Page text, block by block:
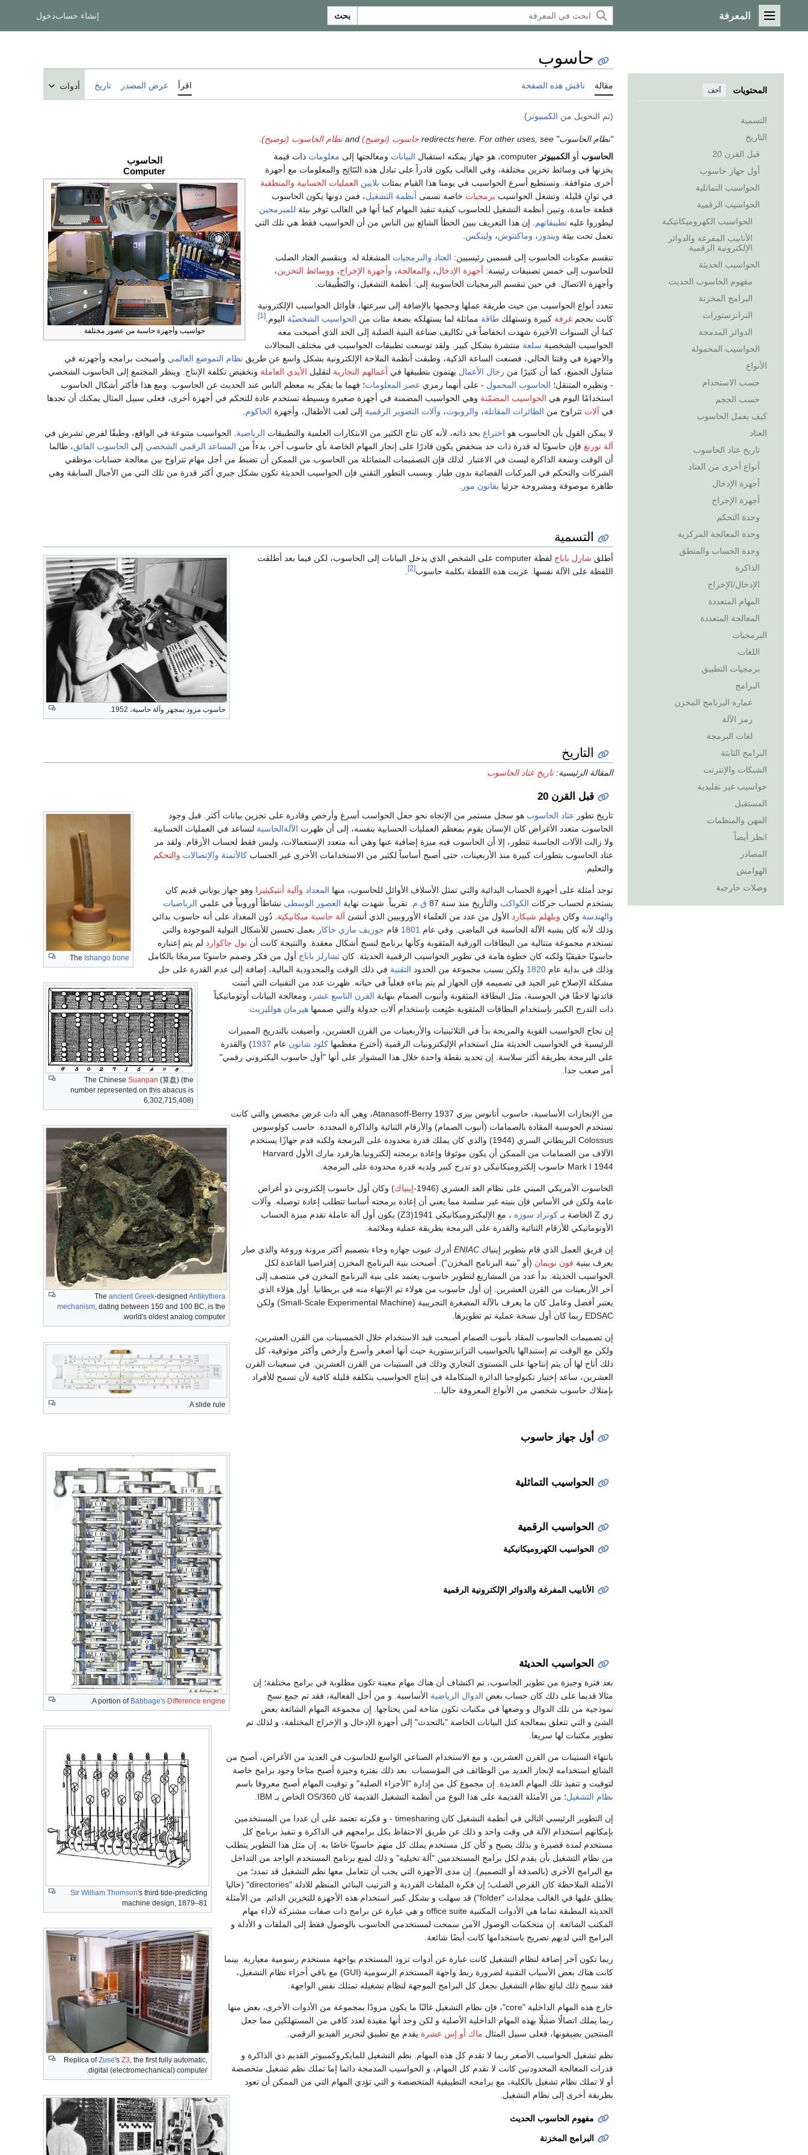
القائمة الرئيسية
المعرفة بحث إنشاء حسابدخول
المحتويات أخف
التسمية
التاريخ
قبل القرن 20
أول جهاز حاسوب
الحواسيب التماثلية
الحواسيب الرقمية
الحواسيب الكهروميكانيكية
الأنابيب المفرغة والدوائر
الإلكترونية الرقمية
الحواسيب الحديثة
مفهوم الحاسوب الحديث
البرامج المخزنة
الترانزستورات
الدوائر المدمجة
الحواسيب المحمولة
الأنواع
حسب الاستخدام
حسب الحجم
كيف يعمل الحاسوب
العتاد
تاريخ عتاد الحاسوب
أنواع أخرى من العتاد
أجهزة الإدخال
أجهزة الإخراج
وحدة التحكم
وحدة المعالجة المركزية
وحدة الحساب والمنطق
الذاكرة
الإدخال/الإخراج
المهام المتعددة
المعالجة المتعددة
البرمجيات
اللغات
برمجيات التطبيق
البرامج
عمارة البرنامج المخزن
رمز الآلة
لغات البرمجة
البرامج الثابتة
الشبكات والإنترنت
حواسيب غير تقليدية
المستقبل
المهن والمنظمات
انظر أيضاً
المصادر
الهوامش
وصلات خارجية
حاسوب
مقالة ناقش هذه الصفحة اقرأ عرض المصدر تاريخ أدوات
(تم التحويل من الكمبيوتر )
"نظام الحاسوب" redirects here. For other uses, see حاسوب (توضيح) نظام الحاسوب (توضيح)
الحاسوب
Computer
حواسيب وأجهزة حاسبة من عصور مختلفة
الحاسوب أو الكمبيوتر البيانات ومعالجتها إلى معلومات ذات قيمة
يخزنها في وسائط تخزين مختلفة، وفي الغالب يكون قادراً على تبادل هذه النَتَائِج والمعلومات مع أجهزة
أخرى متوافقة. وتستطيع أسرع الحواسيب في يومنا هذا القيام بمئات بلايين العمليات الحسابية والمنطقية
في ثوانٍ قليلة. وتشغل الحواسيب برمجيات خاصة تسمى أنظمة التشغيل، فمن دونها يكون الحاسوب
قطعة جامدة، وتبين أنظمة التشغيل للحاسوب كيفية تنفيذ المهام كما أنها في الغالب توفر بيئة للمبرمجين
ليطوروا عليه تطبيقاتهم
. إن هذا التعريف يبين الخطأ الشائع بين الناس من أن الحواسيب فقط هي تلك التي
تعمل تحت بيئة ويندوز ، وماكنتوش، ولينكس
تنقسم مكونات الحاسوب إلى قسمين رئيسيين: العتاد والبرمجيات المشغلة له. وينقسم العتاد الصلب
للحاسوب إلى خمس تصنيفات رئيسة: أجهزة الإدخال، والمعالجة، وأجهزة الإخراج، ووسائط التخزين،
وأجهزة الاتصال. في حين تنقسم البرمجيات الحاسوبية إلى: أنظمة التشغيل، والتَطْبيقات.
تتعدد أنواع الحواسيب من حيث طريقة عملها وحجمها بالإضافة إلى سرعتها، فأوائل الحواسيب الإلكترونية
كانت بحجم غرفة كبيرة وتستهلك طاقة مماثلة لما يستهلكه بضعة مئات من الحواسيب الشخصيّة اليوم. [1]
كما أن السنوات الأخيرة شهدت انخفاضاً في تكاليف صناعة البنية الصلبة إلى الحد الذي أصبحت معه
الحواسيب الشخصية سلعة منتشرة بشكل كبير. ولقد توسعت تطبيقات الحواسيب في مختلف المجالات
والأجهزة في وقتنا الحالي، فصنعت الساعة الذكية، وطبقت أنظمة الملاحة الإلكترونية بشكل واسع عن طريق نظام التموضع العالمي وأصبحت برامجه وأجهزته في
متناول الجميع، كما أن كثيرًا من رجال الأعمال يهتمون بتطبيقها في أعمالهم التجارية لتقليل الأيدي العاملة وتخفيض تكلفة الإنتاج. وينظر المجتمع إلى الحاسوب الشخصي
- ونظيره المتنقل؛ الحاسوب المحمول - على أنهما رمزي عصر المعلومات؛ فهما ما يفكر به معظم الناس عند الحديث عن الحاسوب. ومع هذا فأكثر أشكال الحاسوب
استخدامًا اليوم هي الحواسيب المضمّنة وهي الحواسيب المضمنة في أجهزة صغيرة وبسيطة تستخدم عادة للتحكم في أجهزة أخرى، فعلى سبيل المثال يمكنك أن تجدها
في آلات تتراوح من الطائرات المقاتلة، والروبوت، وآلات التصوير الرقمية إلى لعب الأطفال، وأجهزة الحاكوم
لا يمكن القول بأن الحاسوب هو اختراع بحد ذاته، لأنه كان نتاج الكثير من الابتكارات العلمية والتطبيقات الرياضية . الحواسيب متنوعة في الواقع، وطبقًا لفرض تشرش في
آلة تورنغ فإن حاسوبًا له قدرة ذات حد منخفض يكون قادرًا على إنجاز المهام الخاصة بأي حاسوب آخر، بدءاً من المساعد الرقمي الشخصي إلى الحاسوب الفائق، طالما
أن الوقت وسعة الذاكرة ليست في الاعتبار. لذلك فإن التصميمات المتماثلة من الحاسوب من الممكن أن تضبط من أجل مهام تتراوح بين معالجة حسابات موظفي
الشركات والتحكم في المركبات الفضائية بدون طيار. وبسبب التطور التقني فإن الحواسيب الحديثة تكون بشكل جبري أكثر قدرة من تلك التي من الأجيال السابقة وهي
ظاهرة موصوفة ومشروحة جزئيا بقانون مور
التسمية
حاسوب مزود بمجهر وآلة حاسبة، 1952.
أطلق شارل باباج
لفظة computer على الشخص الذي يدخل البيانات إلى الحاسوب، لكن فيما بعد أطلقت
اللفظة على الآلة نفسها. عربت هذه اللفظة بكلمة حاسوب[2]
.
التاريخ
المقالة الرئيسية:تاريخ عتاد الحاسوب
قبل القرن 20
The Ishango bone
The Chinese Suanpan (算盘) (the
number represented on this abacus is
6,302,715,408)
The ancient Greek-designed Antikythera
mechanism, dating between 150 and 100 BC, is the
world's oldest analog computer.
تاريخ تطور عتاد الحاسوب هو سجل مستمر من الإتجاه نحو جعل الحواسب أسرع وأرخص وقادرة على تخزين بيانات أكثر. قبل وجود
الحاسوب متعدد الأغراض كان الإنسان يقوم بمعظم العمليات الحسابية بنفسه، إلى أن ظهرت الآلةالحاسبة لتساعد في العمليات الحسابية.
ولا زالت الآلات الحاسبة تتطور، إلا أن الحاسوب فيه ميزة إضافية عنها وهي أنه متعدد الإستعمالات، وليس فقط لحساب الأرقام. ولقد مر
عتاد الحاسوب بتطورات كبيرة منذ الأربعينات، حتى أصبح أساساً لكثير من الاستخدامات الأخرى غير الحساب كالأتمتة والإتصالات والتحكم
والتعليم.
توجد أمثلة على أجهزة الحساب البدائية والتي تمثل الأسلاف الأوائل للحاسوب، منها المعداد وآلية أنتيكيثيرا وهو جهاز يوناني قديم كان
يستخدم لحساب حركات الكواكب والتأريخ منذ سنة 87 ق.م. تقريباً. شهدت نهاية العصور الوسطى نشاطاً أوروبياً في علمي الرياضيات
والهندسة وكان ويلهلم شيكارد الأول من عدد من العلماء الأوروبيين الذي أنشئ آلة حاسبة ميكانيكية . دُون المعداد على أنه حاسوب بدائي
وذلك لأنه كان يشبه الآلة الحاسبة في الماضي. وفي عام 1801 قام جوزيف ماري جاكار بعمل تحسين للأشكال النولية الموجودة والتي
تستخدم مجموعة متتالية من البطاقات الورقية المثقوبة وكأنها برنامج لنسج أشكال معقدة. والنتيجة كانت أن نول جاكوارد لم يتم إعتباره
حاسوبًا حقيقيًا ولكنه كان خطوة هامة في تطوير الحواسيب الرقمية الحديثة. كان تشارلز باباج أول من فكر وصمم حاسوبًا مبرمجًا بالكامل
وذلك في بداية عام 1820 ولكن بسبب مجموعة من الحدود التقنية في ذلك الوقت والمحدودية المالية، إضافة إلى عدم القدرة على حل
مشكلة الإصلاح غير الجيد في تصميمه فإن الجهاز لم يتم بناءه فعلياً في حياته. ظهرت عدد من التقنيات التي أثبتت
فائدتها لاحقًا في الحوسبة، مثل البطاقة المثقوبة وأنبوب الصمام بنهاية القرن التاسع عشر ، ومعالجة البيانات أوتوماتيكياً
ذات التدرج الكبير بإستخدام البطاقات المثقوبة صُنٍعت بإستخدام آلات جدولة والتي صممها هيرمان هولليريث
إن نجاح الحواسيب القوية والمريحة بدأ في الثلاثينيات والأربعينات من القرن العشرين، وأضيفت بالتدريج المميزات
الرئيسية في الحواسيب الحديثة مثل استخدام الإليكترونيات الرقمية (أخترع معظمها كلود شانون عام 1937) والقدرة
على البرمجة بطريقة أكثر سلاسة. إن تحديد نقطة واحدة خلال هذا المشوار على أنها "أول حاسوب اليكتروني رقمي"
أمر صعب جدا.
A slide rule
من الإنجازات الأساسية، حاسوب أتانوس بيري Atanasoff-Berry 1937، وهي آلة ذات غرض مخصص والتي كانت
تستخدم الحوسبة المقادة بالصمامات (أنبوب الصمام) والأرقام الثنائية والذاكرة المجددة. حاسب كولوسوس
Colossus البريطاني السري (1944) والذي كان يملك قدرة محدودة على البرمجة ولكنه قدم جهازًا يستخدم
الآلاف من الصمامات من الممكن أن يكون موثوقا وإعادة برمجته إلكترونيا.هارفرد مارك الأول Harvard
Mark I 1944 حاسوب إلكتروميكانيكي ذو تدرج كبير ولديه قدرة محدودة على البرمجة.
الحاسوب الأمريكي المبني على نظام العد العشري (1946- إينياك) وكان أول حاسوب إلكتروني ذو أغراض
عامة ولكن في الأساس فإن بنيته غير سلسة مما يعني أن إعادة برمجته أساسا تتطلب إعادة توصيله. وآلات
زي Z الخاصة بـ
كونراد سوزه
، مع الإليكتروميكانيكي Z3)1941) يكون أول آلة عاملة تقدم ميزة الحساب
الأوتوماتيكي للأرقام الثنائية والقدرة على البرمجة بطريقة عملية وملائمة.
إن فريق العمل الذي قام بتطوير إينياك ENIAC أدرك عيوب جهازه وجاء بتصميم أكثر مرونة وروعة والذي صار
يعرف ببنية فون نويمان (أو "بنية البرنامج المخزن"). أصبحت بنية البرنامج المخزن إفتراضيا القاعدة لكل
الحواسيب الحديثة. بدأ عدد من المشاريع لتطوير حاسوب يعتمد على بنية البرنامج المخزن في منتصف إلى
آخر الأربعينات من القرن العشرين. إن أول حاسوب من هولاء تم الإنتهاء منه في بريطانيا. أول هؤلاء الذي
يعتبر أفضل وعامل كان ما يعرف بالآلة المصغرة التجريبية (Small-Scale Experimental Machine) ولكن
EDSAC ربما كان أول نسخة عملية تم تطويرها.
إن تصميمات الحاسوب المقاد بأنبوب الصمام أصبحت قيد الاستخدام خلال الخمسينات من القرن العشرين،
ولكن مع الوقت تم إستبدالها بالحواسيب الترانزستورية حيث أنها أصغر وأسرع وأرخص وأكثر موثوقية، كل
ذلك أتاح لها أن يتم إنتاجها على المستوى التجاري وذلك في الستينات من القرن العشرين. في سبعينات القرن
العشرين، ساعد إختيار تكنولوجيا الدائرة المتكاملة في إنتاج الحواسيب بتكلفة قليلة كافية لأن تسمح للأفراد
بإمتلاك حاسوب شخصي من الأنواع المعروفة حاليا...
أول جهاز حاسوب
A portion of Babbage's Difference engine
الحواسيب التماثلية
Sir William Thomson's third tide-predicting
machine design, 1879–81
الحواسيب الرقمية
الحواسيب الكهروميكانيكية
Replica ofZuse's Z3, the first fully automatic,
digital (electromechanical) computer.
الأنابيب المفرغة والدوائر الإلكترونية الرقمية
الحواسيب الحديثة
بعد فترة وجيزة من تطوير الحاسوب، تم اكتشاف أن هناك مهام معينة تكون مطلوبة في برامج مختلفة؛ إن
مثالا قديما على ذلك كان حساب بعض الدوال الرياضية الأساسية. و من أجل الفعالية، فقد تم جمع نسخ
نموذجية من تلك الدوال و وضعها في مكتبات تكون متاحة لمن يحتاجها. إن مجموعة المهام الشائعة بعض
الشئ و التي تتعلق بمعالجة كتل البيانات الخاصة "بالتحدث" إلى أجهزة الإدخال و الإخراج المختلفة، و لذلك تم
تطوير مكتبات لها سريعا.
بانتهاء الستينات من القرن العشرين، و مع الاستخدام الصناعي الواسع للحاسوب في العديد من الأغراض، أصبح من
الشائع استخدامه لإنجاز العديد من الوظائف في المؤسسات. بعد ذلك بفترة وجيزة أصبح متاحا وجود برامج خاصة
لتوقيت و تنفيذ تلك المهام العديدة. إن مجموع كل من إدارة "الأجزاء الصلبة" و توقيت المهام أصبح معروفا باسم
نظام التشغيل؛ من الأمثلة القديمة على هذا النوع من أنظمة التشغيل القديمة كان OS/360 الخاص بـ IBM.
إن التطوير الرئيسي التالي في أنظمة التشغيل كان timesharing - و فكرته تعتمد على أن عددا من المستخدمين
بإمكانهم استخدام الآلة في وقت واحد و ذلك عن طريق الاحتفاظ بكل برامجهم في الذاكرة و تنفيذ برنامج كل
مستخدم لمدة قصيرة و بذلك يصبح و كأن كل مستخدم يملك كل منهم حاسوبًا خاصًا به. إن مثل هذا التطوير يتطلب
من نظام التشغيل بأن يقدم لكل برامج المستخدمين "آلة تخيلية" و ذلك لمنع برنامج المستخدم الواحد من التداخل
مع البرامج الأخرى (بالصدفة أو التصميم). إن مدى الأجهزة التي يجب أن تتعامل معها نظم التشغيل قد تمدد؛ من
الأمثلة الملاحظة كان القرص الصلب؛ إن فكرة الملفات الفردية و الترتيب البنائي المنظم للادلة "directories" (حاليا
يطلق عليها في الغالب مجلدات "folder") قد سهلت و بشكل كبير استخدام هذه الأجهزة للتخزين الدائم. من الأمثلة
الحديثة المطبقة تماما هي الأدوات المكتبية office suite و هي عبارة عن برامج ذات صفات مشتركة لأداء مهام
المكتب الشائعة. إن متحكمات الوصول الآمن سمحت لمستخدمي الحاسوب بالوصول فقط إلى الملفات و الأدلة و
البرامج التي لديهم تصريح باستخدامها كانت أيضًا شائعة.
ربما تكون آخر إضافة لنظام التشغيل كانت عبارة عن أدوات تزود المستخدم بواجهة مستخدم رسومية معيارية. بينما
كانت هناك بعض الأسباب التقنية لضرورة ربط واجهة المستخدم الرسومية (GUI) مع باقي أجزاء نظام التشغيل،
فقد سمح ذلك لبائع نظام التشغيل بجعل كل البرامج الموجهة لنظام تشغيله تمتلك نفس الواجهة.
خارج هذه المهام الداخلية "core"، فإن نظام التشغيل غالبًا ما يكون مزودًا بمجموعة من الأدوات الأخرى، بعض منها
ربما يملك اتصالًا ضئيلًا بهذه المهام الداخلية الأصلية و لكن وجد أنها مفيدة لعدد كافي من المستهلكين مما جعل
المنتجين بضيفونها، فعلى سبيل المثال ماك أو.إس عشرة يقدم مع تطبيق لتحرير الفيديو الرقمي.
نظم تشغيل الحواسيب الأصغر ربما لا تقدم كل هذه المهام. نظم التشغيل للمايكروكمبيوتر القديم ذي الذاكرة و
قدرات المعالجة المحدودتين كانت لا تقدم كل المهام، و الحواسيب المدمجة دائما إما تملك نظم تشغيل متخصصة
أو لا تملك نظام تشغيل بالكلية، مع برامجه التطبيقية المتخصصة و التي تؤدي المهام التي من الممكن أن تعود
بطريقة أخرى إلى نظام التشغيل.
مفهوم الحاسوب الحديث
البرامج المخزنة